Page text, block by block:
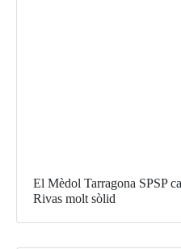
El Mèdol Tarragona SPSP
Rivas molt sòlid